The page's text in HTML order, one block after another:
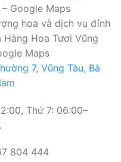
Google Maps
hoa và dịch vụ đỉnh
Hoa Tươi Vũng
Maps
7, Vũng Tàu, Bà
Thứ 7: 06:00–
804 444